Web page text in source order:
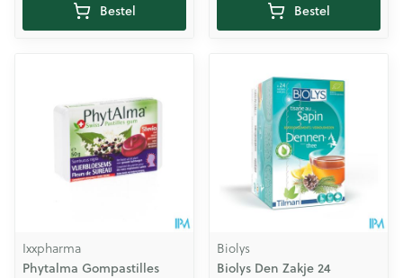
Bestel Bestel
Ixxpharma
Phytalma Gompastilles
Biolys
Biolys Den Zakje 24